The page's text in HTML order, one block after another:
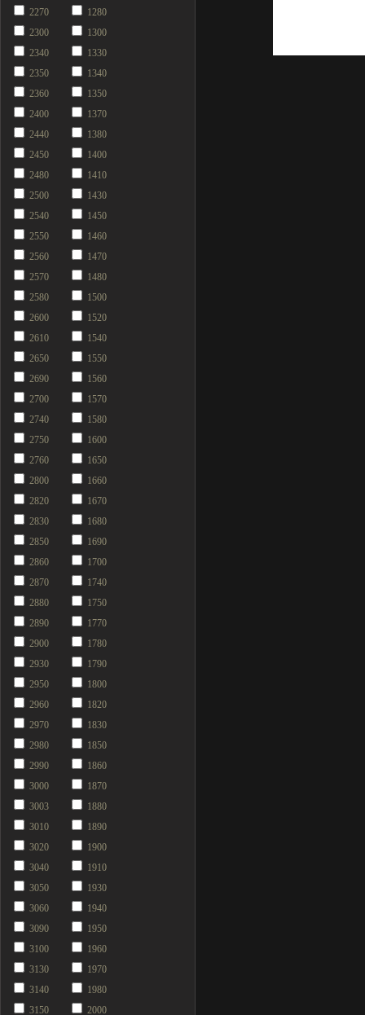
2270
2300
2340
2350
2360
2400
2440
2450
2480
2500
2540
2550
2560
2570
2580
2600
2610
2650
2690
2700
2740
2750
2760
2800
2820
2830
2850
2860
2870
2880
2890
2900
2930
2950
2960
2970
2980
2990
3000
3003
3010
3020
3040
3050
3060
3090
3100
3130
3140
3150
1280
1300
1330
1340
1350
1370
1380
1400
1410
1430
1450
1460
1470
1480
1500
1520
1540
1550
1560
1570
1580
1600
1650
1660
1670
1680
1690
1700
1740
1750
1770
1780
1790
1800
1820
1830
1850
1860
1870
1880
1890
1900
1910
1930
1940
1950
1960
1970
1980
2000